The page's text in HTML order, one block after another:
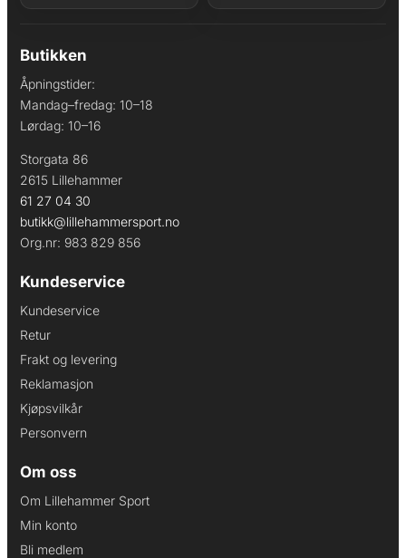
Butikken
Åpningstider:
Mandag–fredag: 10–18
Lørdag: 10–16
Storgata 86
2615 Lillehammer
61 27 04 30
butikk@lillehammersport.no
Org.nr: 983 829 856
Kundeservice
Kundeservice
Retur
Frakt og levering
Reklamasjon
Kjøpsvilkår
Personvern
Om oss
Om Lillehammer Sport
Min konto
Bli medlem